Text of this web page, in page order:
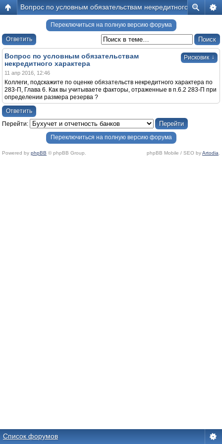
Вопрос по условным обязательствам некредитного
Переключиться на полную версию форума
Ответить
Рисковик ↓
Вопрос по условным обязательствам
некредитного характера
11 апр 2016, 12:46
Коллеги, подскажите по оценке обязательств некредитного характера по
283-П, Глава 6. Как вы учитываете факторы, отраженные в п.6.2 283-П при
определении размера резерва ?
Ответить
Перейти:
Переключиться на полную версию форума
Powered by phpBB © phpBB Group. phpBB Mobile / SEO byArtodia
Список форумов